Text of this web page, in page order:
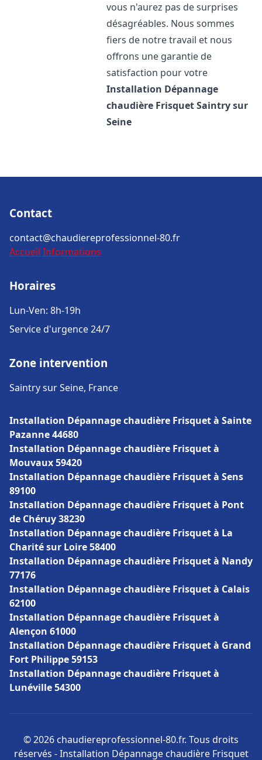
vous n'aurez pas de surprises
désagréables. Nous sommes
fiers de notre travail et nous
offrons une garantie de
satisfaction pour votre
Installation Dépannage
chaudière FrisquetSaintry sur
Seine
Contact
contact@chaudiereprofessionnel-80.fr
Accueil Informations
Horaires
Lun-Ven: 8h-19h
Service d'urgence 24/7
Zone intervention
Saintry sur Seine, France
Installation Dépannage chaudière Frisquet à Sainte
Pazanne 44680
Installation Dépannage chaudière Frisquet à
Mouvaux 59420
Installation Dépannage chaudière Frisquet à Sens
89100
Installation Dépannage chaudière Frisquet à Pont
de Chéruy 38230
Installation Dépannage chaudière Frisquet à La
Charité sur Loire 58400
Installation Dépannage chaudière Frisquet à Nandy
77176
Installation Dépannage chaudière Frisquet à Calais
62100
Installation Dépannage chaudière Frisquet à
Alençon 61000
Installation Dépannage chaudière Frisquet à Grand
Fort Philippe 59153
Installation Dépannage chaudière Frisquet à
Lunéville 54300
© 2026 chaudiereprofessionnel-80.fr. Tous droits
réservés - Installation Dépannage chaudière Frisquet